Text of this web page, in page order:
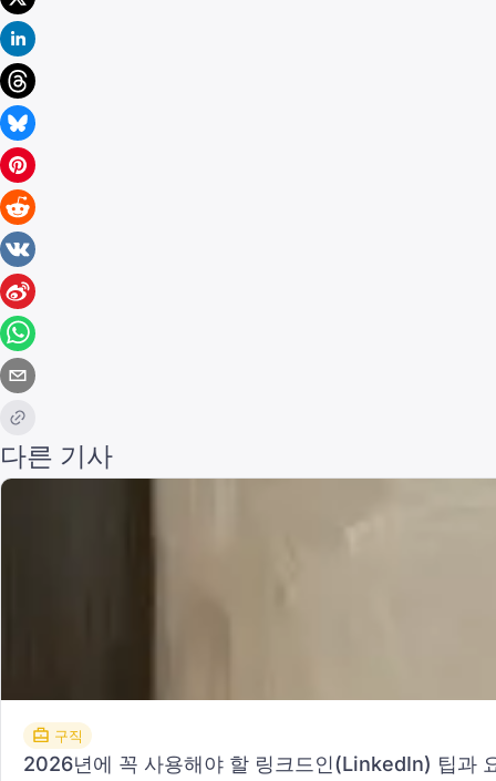
다른 기사
구직
2026년에 꼭 사용해야 할 링크드인(LinkedIn) 팁과